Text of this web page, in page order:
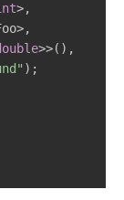
>,
>>(),
);